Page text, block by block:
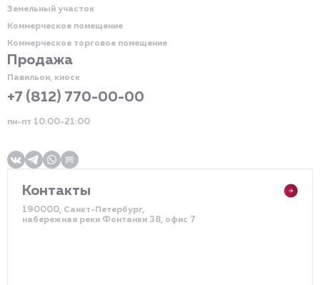
Земельный участок
Коммерческое помещение
Коммерческое торговое помещение
Продажа
Павильон, киоск
+7 (812) 770-00-00
пн-пт 10:00-21:00
Контакты
190000, Санкт-Петербург,
набережная реки Фонтанки 38, офис 7